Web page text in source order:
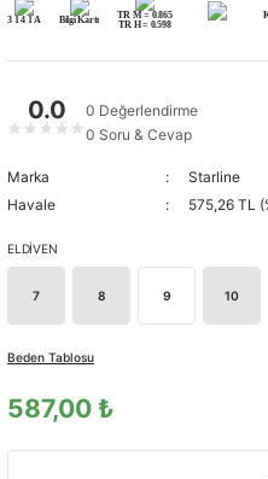
3 1 4 1 A Bilgi Kartı
TR M = 0.865
TR H = 0.598
0.0
★ ★ ★ ★ ★
0 Değerlendirme
0 Soru & Cevap
Marka
Starline
Havale
575,26 TL
ELDİVEN
7 8 9 10
Beden Tablosu
587,00 ₺